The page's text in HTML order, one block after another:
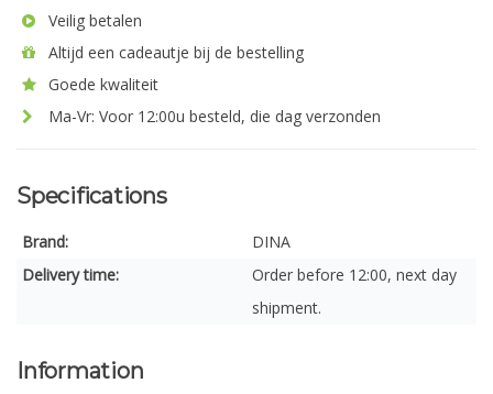
Veilig betalen
Altijd een cadeautje bij de bestelling
Goede kwaliteit
Ma-Vr: Voor 12:00u besteld, die dag verzonden
Specifications
Brand:
DINA
Delivery time:
Order before 12:00, next day
shipment.
Information